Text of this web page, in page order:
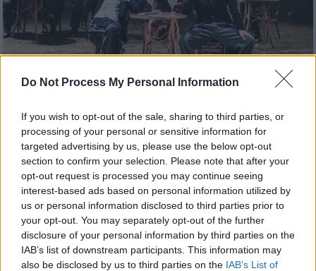
Do Not Process My Personal Information
If you wish to opt-out of the sale, sharing to third parties, or
processing of your personal or sensitive information for
targeted advertising by us, please use the below opt-out
section to confirm your selection. Please note that after your
opt-out request is processed you may continue seeing
interest-based ads based on personal information utilized by
us or personal information disclosed to third parties prior to
your opt-out. You may separately opt-out of the further
disclosure of your personal information by third parties on the
IAB’s list of downstream participants. This information may
also be disclosed by us to third parties on the IAB’s List of
Θέατρο|20.11.2022 11:13
«Τα Φώτα της πόλης» στο θέατρο Rex -
Ένα διαφορετικό μιούζικαλ για όλη την
οικογένεια
Ένα έργο - καθρέφτη της τραχιάς
μεσοπολεμικής εποχής που αποθεώνει το
χιούμορ, τη γενναιοδωρία, την πίστη στην
καλοσύνη, στο όνειρο, στον έρωτα